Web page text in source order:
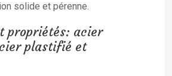
solide et pérenne.
propriétés: acier
plastifié et